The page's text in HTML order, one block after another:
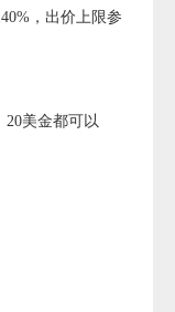
，出价上限参
20美金都可以